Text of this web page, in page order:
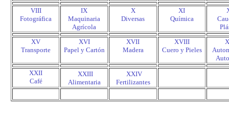
VIII
Fotográfica
IX
Maquinaria
Agrícola
X
Diversas
XI
Química
XV
Transporte
XVI
Papel y Cartón
XVII
Madera
XVIII
Cuero y Pieles
XXII
Café
XXIII
Alimentaria
XXIV
Fertilizantes